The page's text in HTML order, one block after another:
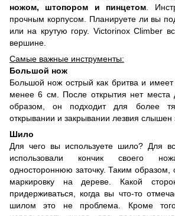
ножом, штопором и пинцетом .
прочным корпусом. Планируете ли вы
или на крутую гору. Victorinox Climber
вершине.
Самые важные инструменты:
Большой нож
Большой нож острый как бритва и
менее 6 см. После открытия нет места
образом, он подходит для более
открывании и закрывании лезвия слышен
Шило
Для чего вы используете шило? Для
использовали кончик своего
одностороннюю заточку. Таким образом,
маркировку на дереве. Какой
придерживаться, когда вы что-то
шилом это не проблема. Кроме